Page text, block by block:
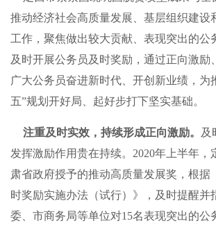
推动经济社会高质量发展、基层组织建设
工作，聚焦做出较大贡献、表现突出的公
及时开展公务员及时奖励，通过正向激励
广大公务员奋进新时代、开创新业绩，为
五”规划开好局、起好步打下坚实基础。
注重及时实效，持续形成正向激励。
及
发挥激励作用贵在持续。2020年上半年，
肃省政府授予的推动高质量发展奖，根据
时奖励实施办法（试行）》，及时提醒并
委、市商务局等单位对15名表现突出的公